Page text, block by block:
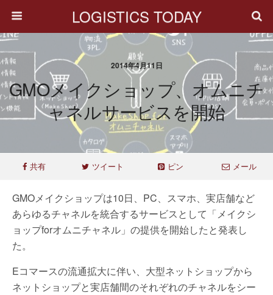
LOGISTICS TODAY
2014年4月11日
GMOメイクショップ、オムニチ
ャネルサービスを開始
共有 ツイート ピン メール
GMOメイクショップは10日、PC、スマホ、実店舗など
あらゆるチャネルを統合するサービスとして「メイクシ
ョップforオムニチャネル」の提供を開始したと発表し
た。
Eコマースの流通拡大に伴い、大型ネットショップから
ネットショップと実店舗間のそれぞれのチャネルをシー